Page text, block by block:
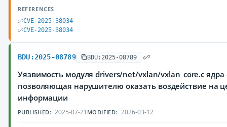
REFERENCES
CVE-2025-38034
CVE-2025-38034
BDU:2025-08789 BDU:2025-08789
Уязвимость модуля drivers/net/vxlan/vxlan_core.c
позволяющая нарушителю оказать воздействие на
информации
PUBLISHED: 2025-07-21 MODIFIED: 2026-03-12